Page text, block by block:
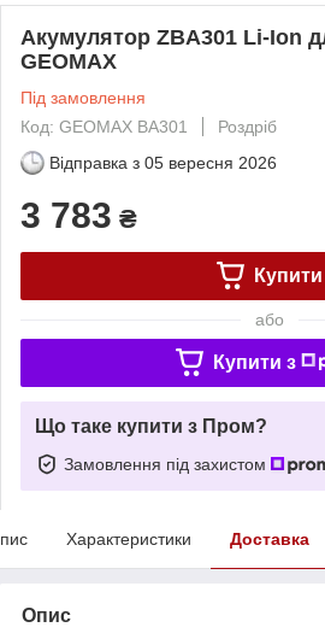
Акумулятор ZBA301 Li-Ion
GEOMAX
Під замовлення
Код: GEOMAX BA301
Роздріб
Відправка з 05 вересня 2026
3 783 ₴
Купити
або
Купити з
Що таке купити з Пром?
Замовлення під захистом
Характеристики Доставка
Опис